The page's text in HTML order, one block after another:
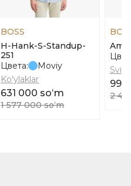
BOSS
H-Hank-S-Standup-
251
Цвета:
Moviy
Ko'ylaklar
631 000 soʻm
1 577 000 soʻm
992
2